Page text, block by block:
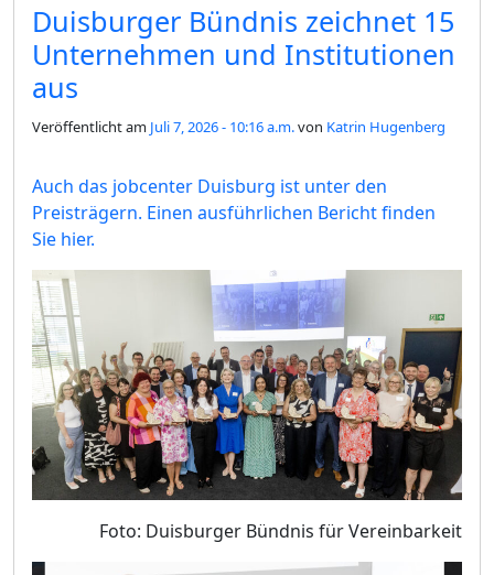
Duisburger Bündnis zeichnet 15
Unternehmen und Institutionen
aus
Veröffentlicht am Juli 7, 2026 - 10:16 a.m.von Katrin Hugenberg
Auch das jobcenter Duisburg ist unter den
Preisträgern. Einen ausführlichen Bericht finden
Sie hier.
Foto: Duisburger Bündnis für Vereinbarkeit